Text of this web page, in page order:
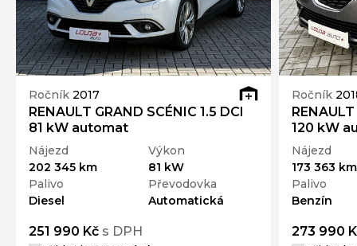
Ročník 2017
RENAULT GRAND SCÉNIC 1.5 DCI
81 kW automat
Nájezd
202 345 km
Výkon
81 kW
Palivo
Diesel
Převodovka
Automatická
251 990 Kč s DPH
Ročník
120 kW
Nájezd
173 363 km
Palivo
Benzín
273 990